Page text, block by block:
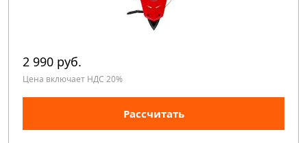
2 990 руб.
Цена включает НДС 20%
Рассчитать